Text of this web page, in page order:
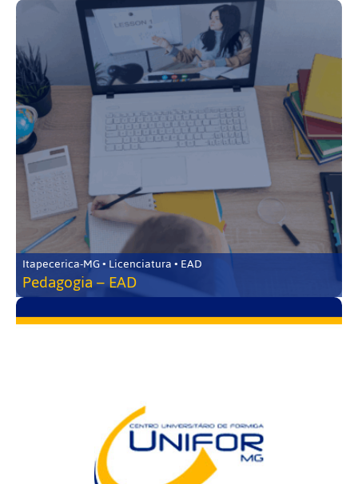
Itapecerica-MG • Licenciatura • EAD
Pedagogia – EAD